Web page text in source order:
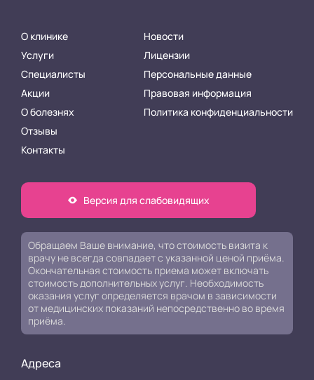
О клинике
Услуги
Специалисты
Акции
О болезнях
Отзывы
Контакты
Новости
Лицензии
Персональные данные
Правовая информация
Политика конфиденциальности
Версия для слабовидящих
Обращаем Ваше внимание, что стоимость визита к
врачу не всегда совпадает с указанной ценой приёма.
Окончательная стоимость приема может включать
стоимость дополнительных услуг. Необходимость
оказания услуг определяется врачом в зависимости
от медицинских показаний непосредственно во время
приёма.
Адреса